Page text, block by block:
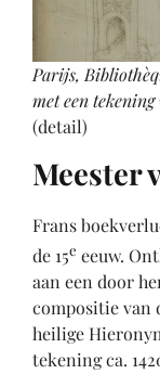
Parijs,
met een
(detail)
Meester
Frans
de 15e eeuw.
aan een door
compositie van
heilige
tekening ca.